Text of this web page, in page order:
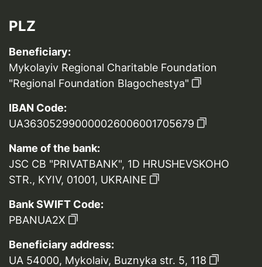
PLZ
Beneficiary:
Mykolayiv Regional Charitable Foundation
"Regional Foundation Blagochestya"
IBAN Code:
UA363052990000026006001705679
Name of the bank:
JSC CB "PRIVATBANK", 1D HRUSHEVSKOHO
STR., KYIV, 01001, UKRAINE
Bank SWIFT Code:
PBANUA2X
Beneficiary address:
UA 54000, Mykolaiv, Buznyka str. 5, 118